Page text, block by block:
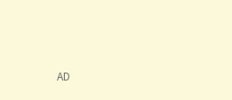
AD